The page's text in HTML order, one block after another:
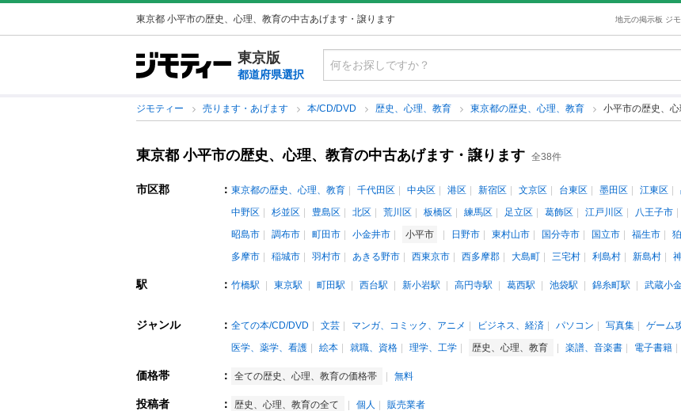
東京都 小平市の歴史、心理、教育の中古あげます・譲ります 地元の掲示板 ジ
東京版
都道府県選択
ジモティー 売ります・あげます 本/CD/DVD 歴史、心理、教育 東京都の歴史、心理、教育 小平市の歴史、
東京都 小平市の歴史、心理、教育の中古あげます・譲ります 全38件
市区郡 ： 東京都の歴史、心理、教育 千代田区 中央区 港区 新宿区 文京区 台東区 墨田区 江東区
中野区
杉並区 豊島区 北区 荒川区 板橋区 練馬区 足立区 葛飾区 江戸川区 八王子市
昭島市
調布市 町田市 小金井市 小平市 日野市 東村山市 国分寺市 国立市 福生市
多摩市
稲城市 羽村市 あきる野市 西東京市 西多摩郡 大島町 三宅村 利島村 新島村
駅 ： 竹橋駅 東京駅 町田駅 西台駅 新小岩駅 高円寺駅 葛西駅 池袋駅 錦糸町駅
武蔵小
ジャンル ： 全ての本/CD/DVD 文芸 マンガ、コミック、アニメ ビジネス、経済 パソコン 写真集 ゲーム
医学、薬学、看護
絵本 就職、資格 理学、工学 歴史、心理、教育 楽譜、音楽書 電子書籍
価格帯 ： 全ての歴史、心理、教育の価格帯 無料
投稿者 ： 歴史、心理、教育の全て 個人 販売業者